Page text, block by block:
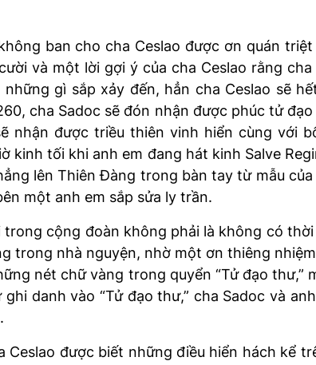
ban cho cha Ceslao được ơn quán
và một lời gợi ý của cha Ceslao rằng
gì sắp xảy đến, hẳn cha Ceslao sẽ
cha Sadoc sẽ đón nhận được phúc tử
nhận được triều thiên vinh hiển cùng với
kinh tối khi anh em đang hát kinh Salve
lên Thiên Đàng trong bàn tay từ mẫu
một anh em sắp sửa ly trần.
trong cộng đoàn không phải là không có
trong nhà nguyện, nhờ một ơn thiêng
nét chữ vàng trong quyển “Tử đạo thư,”
danh vào “Tử đạo thư,” cha Sadoc và
Ceslao được biết những điều hiển hách kể